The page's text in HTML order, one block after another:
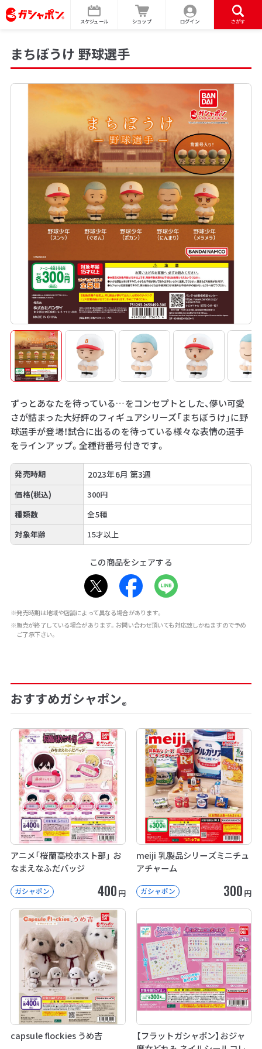
スケジュール ショップ ログイン さがす
まちぼうけ 野球選手
ずっとあなたを待っている…をコンセプトとした、儚い可愛
さが詰まった大好評のフィギュアシリーズ「まちぼうけ」に野
球選手が登場！試合に出るのを待っている様々な表情の選手
をラインアップ。全種背番号付きです。
発売時期 2023年6月 第3週
価格(税込)
300円
種類数
全5種
対象年齢
15才以上
この商品をシェアする
※発売時期は地域や店舗によって異なる場合があります。
※販売が終了している場合があります。お問い合わせ頂いても対応致しかねますので予め
ご了承下さい。
おすすめガシャポン®
アニメ「桜蘭高校ホスト部」 お
なまえなふだバッジ
ガシャポン 400 円
meiji 乳製品シリーズミニチュ
アチャーム
ガシャポン 300 円
capsule flockies うめ吉
【フラットガシャポン】おジャ